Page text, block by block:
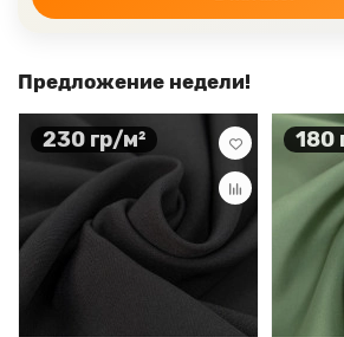
Предложение недели!
230 гр/м² 180